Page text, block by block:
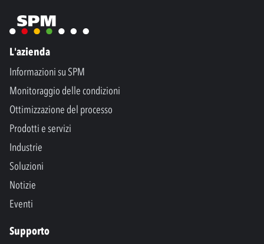
L'azienda
Informazioni su SPM
Monitoraggio delle condizioni
Ottimizzazione del processo
Prodotti e servizi
Industrie
Soluzioni
Notizie
Eventi
Supporto